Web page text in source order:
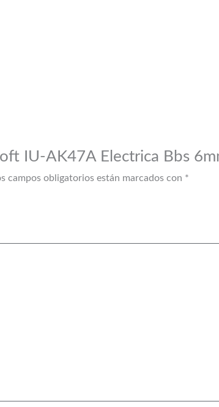
IU-AK47A Electrica Bbs
campos obligatorios están marcados con *